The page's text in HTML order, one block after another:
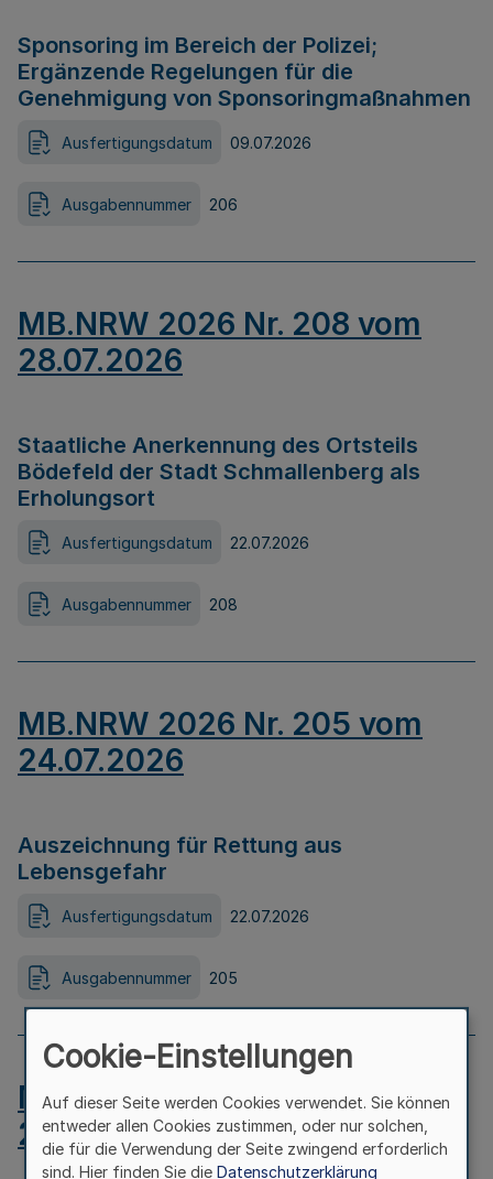
Sponsoring im Bereich der Polizei;
Ergänzende Regelungen für die
Genehmigung von Sponsoringmaßnahmen
Ausfertigungsdatum 09.07.2026
Ausgabennummer 206
MB.NRW 2026 Nr. 208 vom
28.07.2026
Staatliche Anerkennung des Ortsteils
Bödefeld der Stadt Schmallenberg als
Erholungsort
Ausfertigungsdatum 22.07.2026
Ausgabennummer 208
MB.NRW 2026 Nr. 205 vom
24.07.2026
Auszeichnung für Rettung aus
Lebensgefahr
Ausfertigungsdatum 22.07.2026
Ausgabennummer 205
MB.NRW 2026 Nr. 204 vom
24.07.2026
Cookie-Einstellungen
Auf dieser Seite werden Cookies verwendet. Sie können
entweder allen Cookies zustimmen, oder nur solchen,
die für die Verwendung der Seite zwingend erforderlich
sind. Hier finden Sie die Datenschutzerklärung